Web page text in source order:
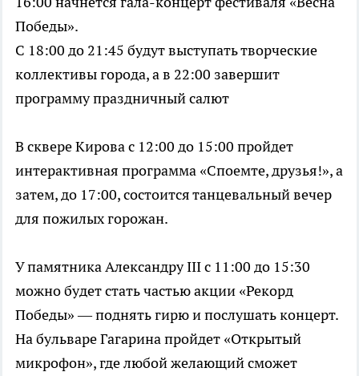
Победы».
С 18:00 до 21:45 будут выступать творческие
коллективы города, а в 22:00 завершит
программу праздничный салют
В сквере Кирова с 12:00 до 15:00 пройдет
интерактивная программа «Споемте, друзья!», а
затем, до 17:00, состоится танцевальный вечер
для пожилых горожан.
У памятника Александру III с 11:00 до 15:30
можно будет стать частью акции «Рекорд
Победы» — поднять гирю и послушать концерт.
На бульваре Гагарина пройдет «Открытый
микрофон», где любой желающий сможет